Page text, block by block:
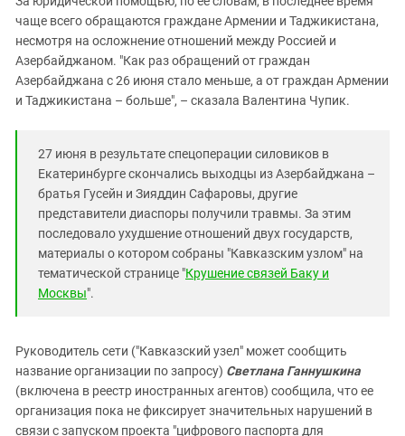
чаще всего обращаются граждане Армении и Таджикистана,
несмотря на осложнение отношений между Россией и
Азербайджаном. "Как раз обращений от граждан
Азербайджана с 26 июня стало меньше, а от граждан Армении
и Таджикистана – больше", – сказала Валентина Чупик.
27 июня в результате спецоперации силовиков в
Екатеринбурге скончались выходцы из Азербайджана –
братья Гусейн и Зияддин Сафаровы, другие
представители диаспоры получили травмы. За этим
последовало ухудшение отношений двух государств,
материалы о котором собраны "Кавказским узлом" на
тематической странице "Крушение связей Баку и
Москвы".
Руководитель сети ("Кавказский узел" может сообщить
название организации по запросу) Светлана Ганнушкина
(включена в реестр иностранных агентов) сообщила, что ее
организация пока не фиксирует значительных нарушений в
связи с запуском проекта "цифрового паспорта для